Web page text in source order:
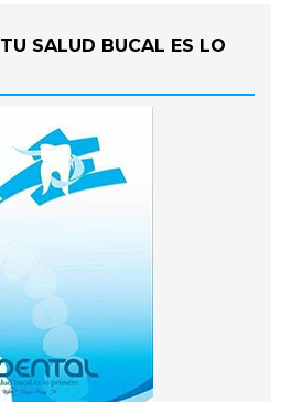
SALUD BUCAL ES LO